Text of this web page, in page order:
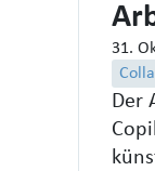
31.
Der